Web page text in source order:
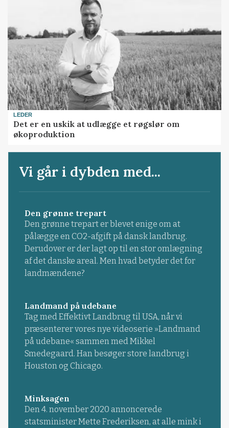
LEDER
Det er en uskik at udlægge et røgslør om
økoproduktion
Vi går i dybden med...
Den grønne trepart
Den grønne trepart er blevet enige om at
pålægge en CO2-afgift på dansk landbrug.
Derudover er der lagt op til en stor omlægning
af det danske areal. Men hvad betyder det for
landmændene?
Landmand på udebane
Tag med Effektivt Landbrug til USA, når vi
præsenterer vores nye videoserie »Landmand
på udebane« sammen med Mikkel
Smedegaard. Han besøger store landbrug i
Houston og Chicago.
Minksagen
Den 4. november 2020 annoncerede
statsminister Mette Frederiksen, at alle mink i